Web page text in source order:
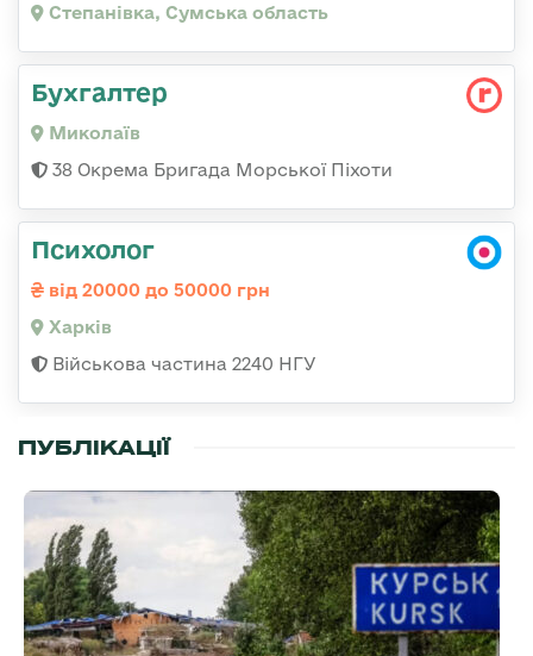
Степанівка, Сумська область
Бухгалтер
Миколаїв
38 Окрема Бригада Морської Піхоти
Психолог
від 20000 до 50000 грн
Харків
Військова частина 2240 НГУ
ПУБЛІКАЦІЇ